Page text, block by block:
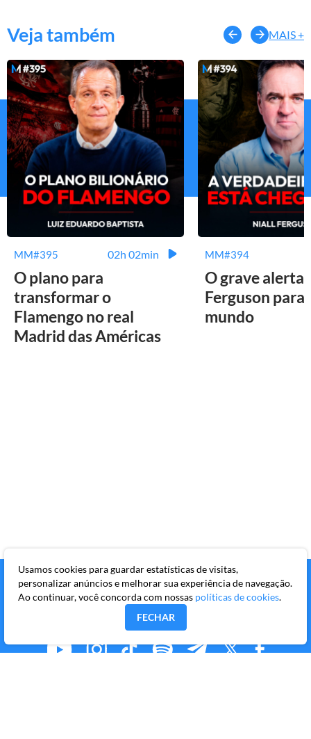
Veja também MAIS +
MM#395 02h 02min
O plano para
transformar o
Flamengo no real
Madrid das Américas
MM#394
O grave alerta
Ferguson para
mundo
Usamos cookies para guardar estatísticas de visitas,
personalizar anúncios e melhorar sua experiência de navegação.
Ao continuar, você concorda com nossas políticas de cookies.
FECHAR